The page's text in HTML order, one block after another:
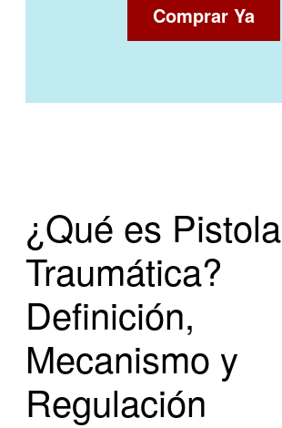
Comprar Ya
¿Qué es Pistola
Traumática?
Definición,
Mecanismo y
Regulación